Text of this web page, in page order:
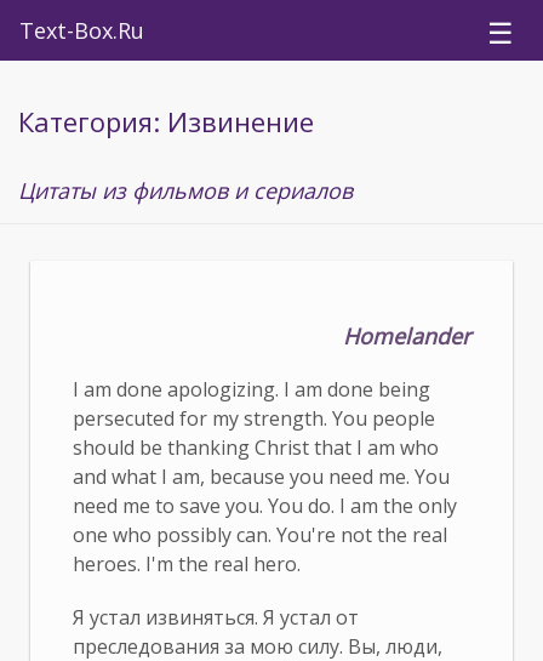
Text-Box.Ru ☰
Категория: Извинение
Цитаты из фильмов и сериалов
Homelander
I am done apologizing. I am done being
persecuted for my strength. You people
should be thanking Christ that I am who
and what I am, because you need me. You
need me to save you. You do. I am the only
one who possibly can. You're not the real
heroes. I'm the real hero.
Я устал извиняться. Я устал от
преследования за мою силу. Вы, люди,